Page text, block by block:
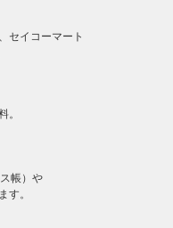
セイコーマート
。
帳）や
す。